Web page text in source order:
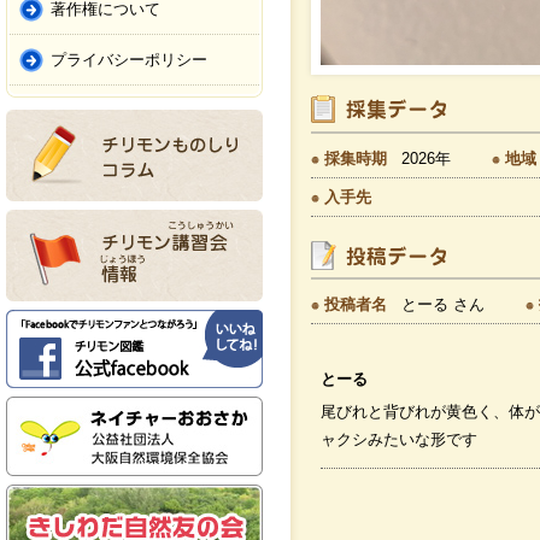
著作権について
プライバシーポリシー
採集時期 2026年 地域
入手先
投稿者名 とーる さん
とーる
尾びれと背びれが黄色く、体
ャクシみたいな形です